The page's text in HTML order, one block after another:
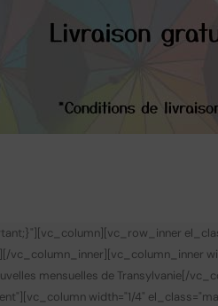
vc_column_inner][vc_column_inner
mensuelles de Transylvanie [/
width="1/4"